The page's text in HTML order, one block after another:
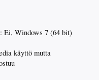
Ei, Windows 7 (64 bit)
käyttö mutta